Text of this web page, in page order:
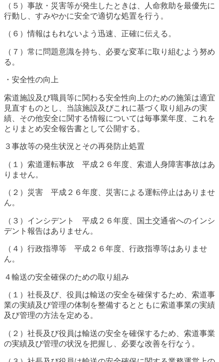
（５）事故・災害等が発生したときは、人命救助を最優先に
行動し、すみやかに安全で適切な処置を行う。
（６）情報はもれないよう迅速、正確に伝える。
（７）常に問題意識を持ち、必要な変革に取り組むよう努め
る。
・安全性の向上
索道施設及び職員等に関わる安全性向上のための施策は適宜
見直すものとし、当該施設及びこれに基づく取り組みの実
績、その他安全に関する情報については毎事業年度、これを
とりまとめ安全報告書として公開する。
３事故等の発生状況とその再発防止処置
（１）索道運転事故 平成２６年度、索道人身障害事故はあ
りません。
（２）災害 平成２６年度、災害による運転停止はありませ
ん。
（３）インシデント 平成２６年度、国土交通省へのインシ
デント報告はありません。
（４）行政指導等 平成２６年度、行政指導等はありませ
ん。
４輸送の安全確保のための取り組み
（１）社長及び、役員は輸送の安全を確保するため、索道事
業の実績及び管理の体制を整備するとともに索道事業の実績
及び管理の方法を定める。
（２）社長及び役員は輸送の安全を確保するため、索道事業
の実績及び管理の状況を把握し、必要な改善を行なう。